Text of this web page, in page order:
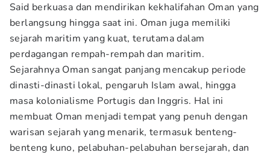
Said berkuasa dan mendirikan kekhalifahan Oman yang
berlangsung hingga saat ini. Oman juga memiliki
sejarah maritim yang kuat, terutama dalam
perdagangan rempah-rempah dan maritim.
Sejarahnya Oman sangat panjang mencakup periode
dinasti-dinasti lokal, pengaruh Islam awal, hingga
masa kolonialisme Portugis dan Inggris. Hal ini
membuat Oman menjadi tempat yang penuh dengan
warisan sejarah yang menarik, termasuk benteng-
benteng kuno, pelabuhan-pelabuhan bersejarah, dan